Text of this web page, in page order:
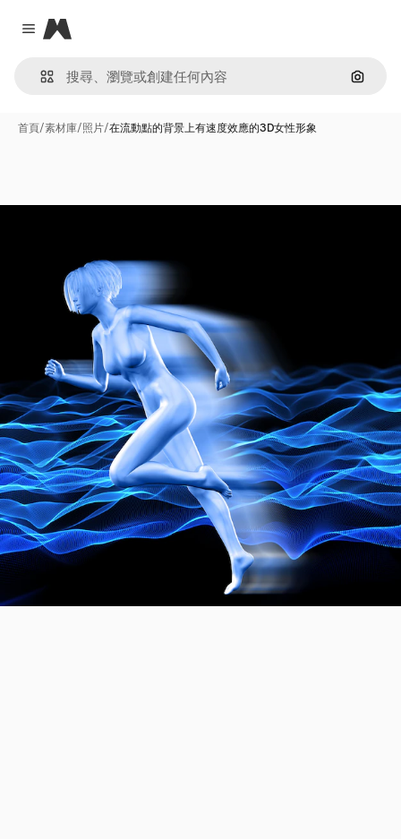
Close menu
Magnific
通過圖
首頁/素材庫/照片/在流動點的背景上有速度效應的3D女性形象